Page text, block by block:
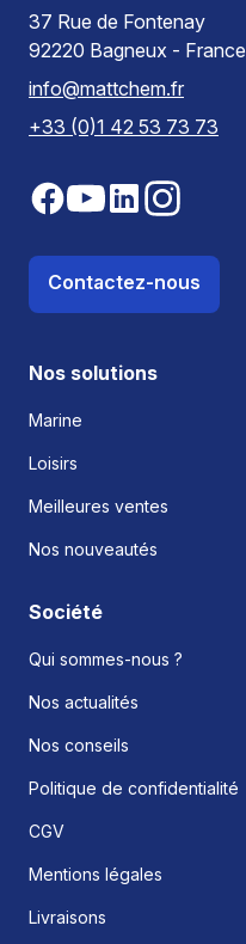
37 Rue de Fontenay
92220 Bagneux - France
info@mattchem.fr
+33 (0)1 42 53 73 73
Contactez-nous
Nos solutions
Marine
Loisirs
Meilleures ventes
Nos nouveautés
Société
Qui sommes-nous ?
Nos actualités
Nos conseils
Politique de confidentialité
CGV
Mentions légales
Livraisons